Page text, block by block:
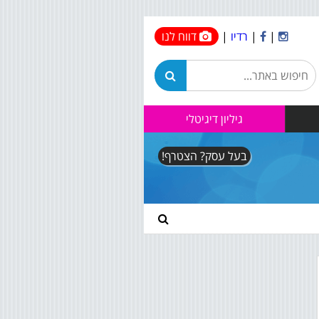
|
| רדיו | דווח לנו
גיליון דיגיטלי
בעל עסק? הצטרף!